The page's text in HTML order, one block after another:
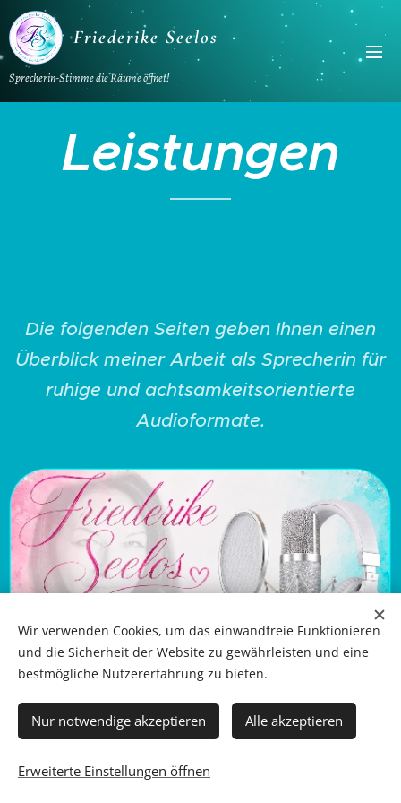
Friederike Seelos
Sprecherin-Stimme die Räume öffnet!
Leistungen
Die folgenden Seiten geben Ihnen einen
Überblick meiner Arbeit als Sprecherin für
ruhige und achtsamkeitsorientierte
Audioformate.
Unterstützt vonWebnode
Wir verwenden Cookies, um das einwandfreie Funktionieren
und die Sicherheit der Website zu gewährleisten und eine
bestmögliche Nutzererfahrung zu bieten.
Nur notwendige akzeptieren Alle akzeptieren
Erweiterte Einstellungen öffnen